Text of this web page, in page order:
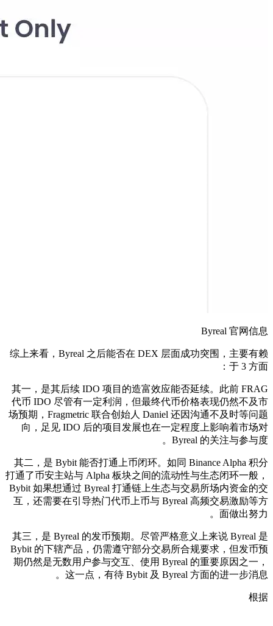
Byreal 官网信息
综上来看，Byreal 之后能否在 DEX 层面成功突围，主要有赖
于 3 方面：
其一，是其后续 IDO 项目的造富效应能否延续。此前 FRAG
代币 IDO 尽管有一定利润，但最终代币价格表现仍然不及市
场预期，Fragmetric 联合创始人 Daniel 还因沟通不及时等问题
向，足见 IDO 后的项目发展也在一定程度上影响着市场对
Byreal 的关注与参与度。
其二，是 Bybit 能否打通上币闭环。如同 Binance Alpha 积分
打通了币安主站与 Alpha 板块之间的流动性与生态闭环一般，
Bybit 如果想通过 Byreal 打通链上生态与交易所场内资金的交
互，还需要在引导热门代币上币与 Byreal 高频交易激励等方
面做出努力。
其三，是 Byreal 的发币预期。尽管严格意义上来说 Byreal 是
Bybit 的下辖产品，仍需遵守部分交易所合规要求，但发币预
期仍然是无数用户参与交互、使用 Byreal 的重要原因之一，
这一点，有待 Bybit 及 Byreal 方面的进一步消息。
根据